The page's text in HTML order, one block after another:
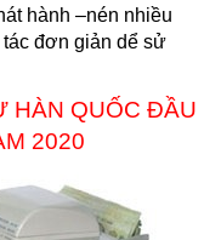
hành –nén nhiều
đơn giản dể sử
HÀN QUỐC ĐẦU
2020